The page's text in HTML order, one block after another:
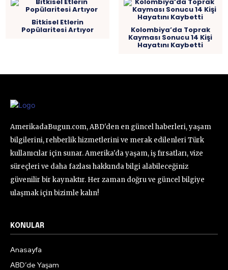
Bitkisel Etlerin
Popülaritesi Artıyor Kolombiya’da Toprak
Kayması Sonucu 14 Kişi
Hayatını Kaybetti
AmerikadaBugun.com, ABD'den en güncel haberleri, yaşam
bilgilerini, rehberlik hizmetlerini ve merak edilenleri Türk
kullanıcılar için sunar. Amerika'da yaşam, iş fırsatları, vize
süreçleri ve daha fazlası hakkında bilgi alabileceğiniz
güvenilir bir kaynaktır. Her zaman doğru ve güncel bilgiye
ulaşmak için bizimle kalın!
KONULAR
Anasayfa
ABD’de Yaşam